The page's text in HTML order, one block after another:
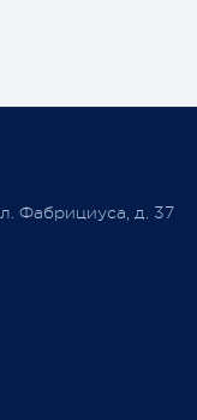
Фабрициуса, д. 37